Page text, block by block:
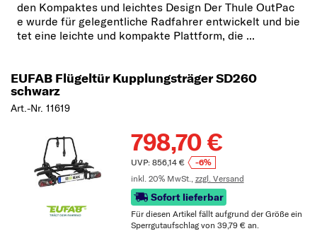
den Kompaktes und leichtes Design Der Thule OutPac
e wurde für gelegentliche Radfahrer entwickelt und bie
tet eine leichte und kompakte Plattform, die ...
EUFAB Flügeltür Kupplungsträger SD260
schwarz
Art.-Nr. 11619
798,70 €
UVP: 856,14 €
-6%
inkl. 20% MwSt., zzgl. Versand
Sofort lieferbar
Für diesen Artikel fällt aufgrund der Größe ein
Sperrgutaufschlag von 39,79 € an.